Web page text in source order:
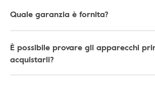
Quale garanzia è fornita?
È possibile provare gli apparecchi
acquistarli?